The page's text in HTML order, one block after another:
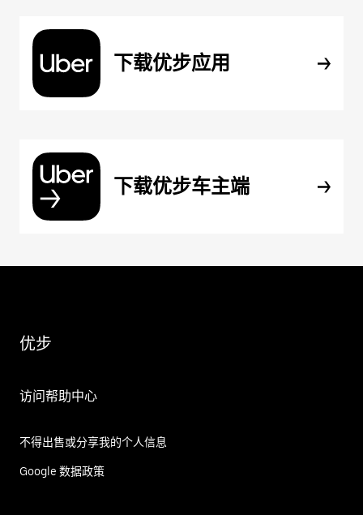
下载优步应用
下载优步车主端
优步
访问帮助中心
不得出售或分享我的个人信息
Google 数据政策